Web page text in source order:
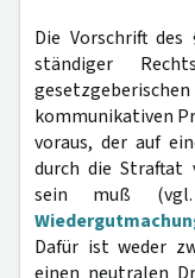
Die Vorschrift des
ständiger
kommunikativen
voraus, der auf
durch die Straftat
sein muß
Dafür ist weder